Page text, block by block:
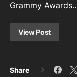
Grammy
View Post
Share